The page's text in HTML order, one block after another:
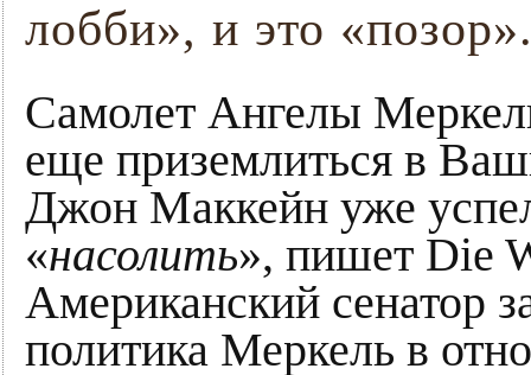
лобби», и это
Самолет Ангелы
еще приземлиться в
Джон Маккейн уже
«насолить», пишет Die
Американский сенатор
политика Меркель в